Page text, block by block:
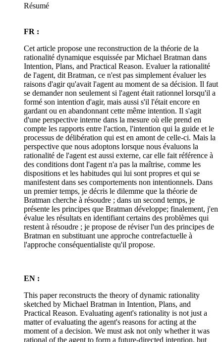
Résumé
FR :
Cet article propose une reconstruction de la théorie de la
rationalité dynamique esquissée par Michael Bratman dans
Intention, Plans, and Practical Reason. Evaluer la rationalité
de l'agent, dit Bratman, ce n'est pas simplement évaluer les
raisons d'agir qu'avait l'agent au moment de sa décision. Il faut
se demander non seulement si l'agent était rationnel lorsqu'il a
formé son intention d'agir, mais aussi s'il l'était encore en
gardant ou en abandonnant cette même intention. Il s'agit
d'une perspective interne dans la mesure où elle prend en
compte les rapports entre l'action, l'intention qui la guide et le
processus de délibération qui est en amont de celle-ci. Mais la
perspective que nous adoptons lorsque nous évaluons la
rationalité de l'agent est aussi externe, car elle fait référence à
des conditions dont l'agent n'a pas la maîtrise, comme les
dispositions et les habitudes qui lui sont propres et qui se
manifestent dans ses comportements non intentionnels. Dans
un premier temps, je décris le dilemme que la théorie de
Bratman cherche à résoudre ; dans un second temps, je
présente les principes que Bratman développe; finalement, j'en
évalue les résultats en identifiant certains des problèmes qui
restent à résoudre ; je propose de réviser l'un des principes de
Bratman en substituant une approche contrefactuelle à
l'approche conséquentialiste qu'il propose.
EN :
This paper reconstructs the theory of dynamic rationality
sketched by Michael Bratman in Intention, Plans, and
Practical Reason. Evaluating agent's rationality is not just a
matter of evaluating the agent's reasons for acting at the
moment of a decision. We must ask not only whether it was
rational of the agent to form a future-directed intention, but